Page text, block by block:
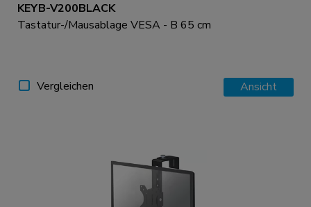
KEYB-V200BLACK
Tastatur-/Mausablage VESA - B 65 cm
Vergleichen Ansicht